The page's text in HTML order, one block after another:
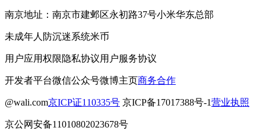
南京地址：南京市建邺区永初路37号小米华东总部
未成年人防沉迷系统米币
用户应用权限隐私协议用户服务协议
开发者平台微信公众号微博主页商务合作
@wali.com京ICP证110335号 京ICP备17017388号-1营业执照
京公网安备11010802023678号